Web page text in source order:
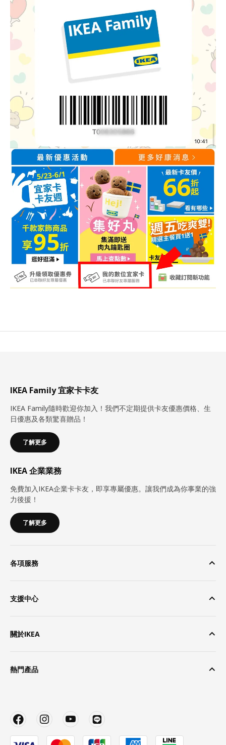
IKEA Family 宜家卡卡友
IKEA Family隨時歡迎你加入！我們不定期提供卡友優惠價格、生
日優惠及各類驚喜贈品！
了解更多
IKEA 企業業務
免費加入IKEA企業卡卡友，即享專屬優惠。讓我們成為你事業的強
力後援！
了解更多
各項服務
支援中心
關於IKEA
熱門產品